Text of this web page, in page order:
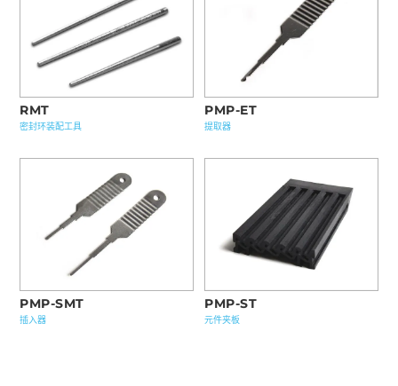
RMT
密封环装配工具
PMP-ET
提取器
PMP-SMT
插入器
PMP-ST
元件夹板